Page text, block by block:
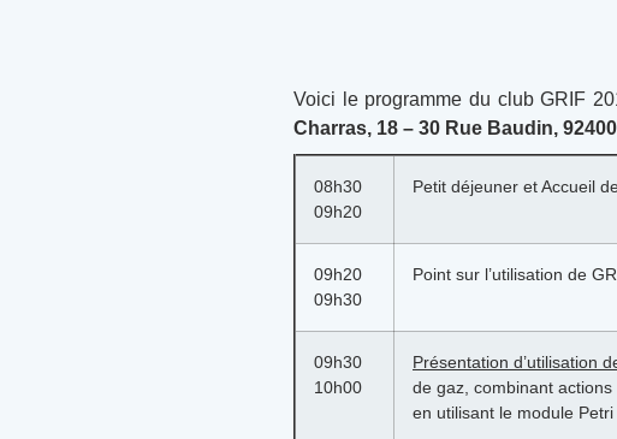
Voici le programme du club GRIF
Charras, 18 – 30 Rue Baudin,
08h30
09h20
Petit déjeuner et Accueil
09h20
09h30
Point sur l’utilisation de
09h30
10h00
Présentation d’utilisation
de gaz, combinant
en utilisant le module